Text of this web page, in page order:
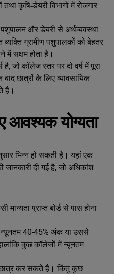
कृषि‑डेयरी विभागों में रोजगार
और डेयरी से अर्थव्यवस्था
ग्रामीण पशुपालकों को बेहतर
में सक्षम होता है।
है, जो कॉलेज स्तर पर दो वर्ष में पूरा
बाद छात्रों के लिए व्यावसायिक
हैं।
आवश्यक योग्यता
भिन्न हो सकती है। यहां एक
जानकारी दी गई है, जो अधिकांश
मान्यता प्राप्त बोर्ड से पास होना
न्यूनतम 40-45% अंक या उससे
कुछ कॉलेजों में न्यूनतम
छात्र कर सकते हैं। किंतु कुछ